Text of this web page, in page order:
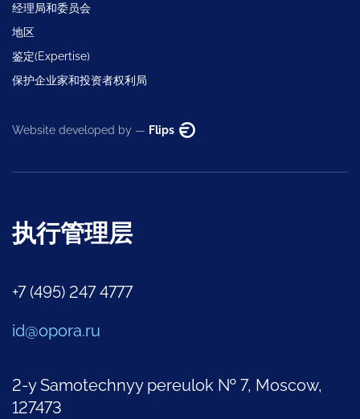
经理局和委员会
地区
鉴定(Expertise)
保护企业家和投资者权利局
Website developed by — Flips
执行管理层
+7 (495) 247 4777
id@opora.ru
2-y Samotechnyy pereulok № 7, Moscow,
127473